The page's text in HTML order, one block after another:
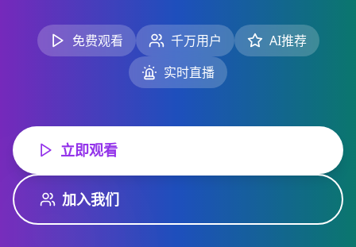
免费观看 千万用户
AI推荐
实时直播
立即观看
加入我们